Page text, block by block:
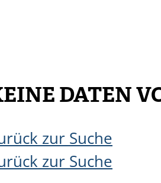
DATEN
zur Suche
zur Suche